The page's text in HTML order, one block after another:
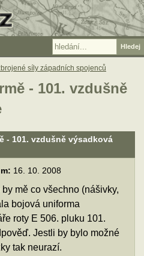
- 101. vzdušně
- 101. vzdušně výsadková
16. 10. 2008
mě co všechno (nášivky,
bojová uniforma
roty E 506. pluku 101.
Jestli by bylo možné
tak neurazí.
síly západních spojenců